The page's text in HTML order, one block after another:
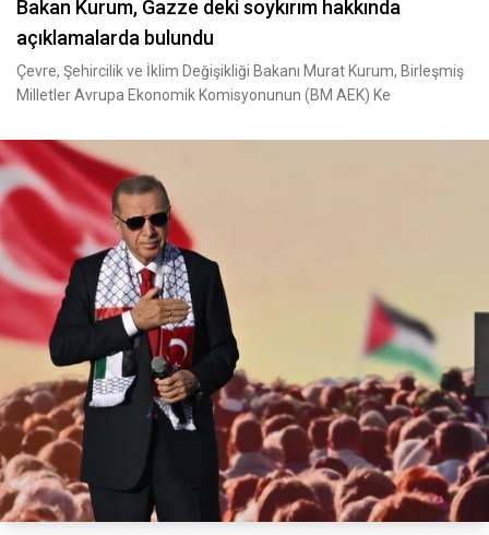
Bakan Kurum, Gazze deki soykırım hakkında
açıklamalarda bulundu
Çevre, Şehircilik ve İklim Değişikliği Bakanı Murat Kurum, Birleşmiş
Milletler Avrupa Ekonomik Komisyonunun (BM AEK) Ke